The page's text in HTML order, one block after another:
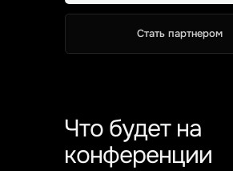
Стать партнером
Стать партнером
Что будет на
конференции